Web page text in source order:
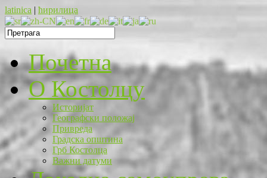
latinica | ћирилица
Почетна
O Костолцу
Историјат
Географски положај
Привреда
Градска општина
Грб Костолца
Важни датуми